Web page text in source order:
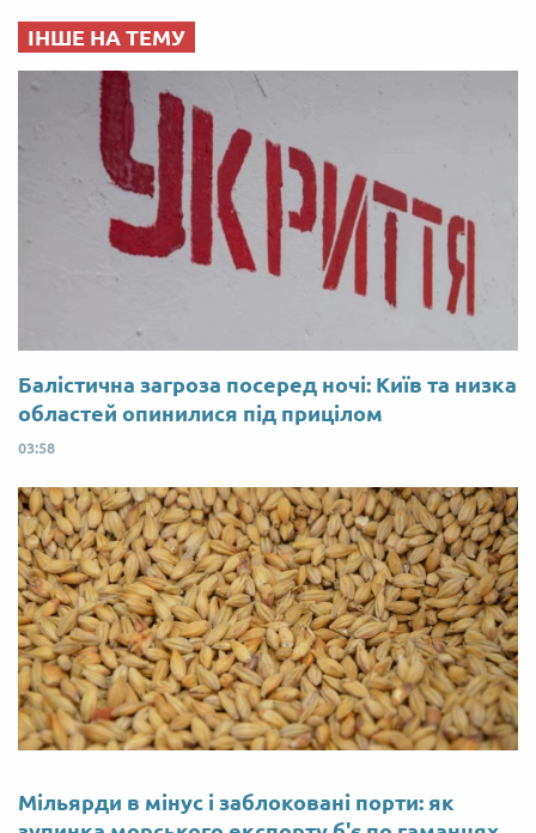
ІНШЕ НА ТЕМУ
Балістична загроза посеред ночі: Київ та низка
областей опинилися під прицілом
03:58
Мільярди в мінус і заблоковані порти: як